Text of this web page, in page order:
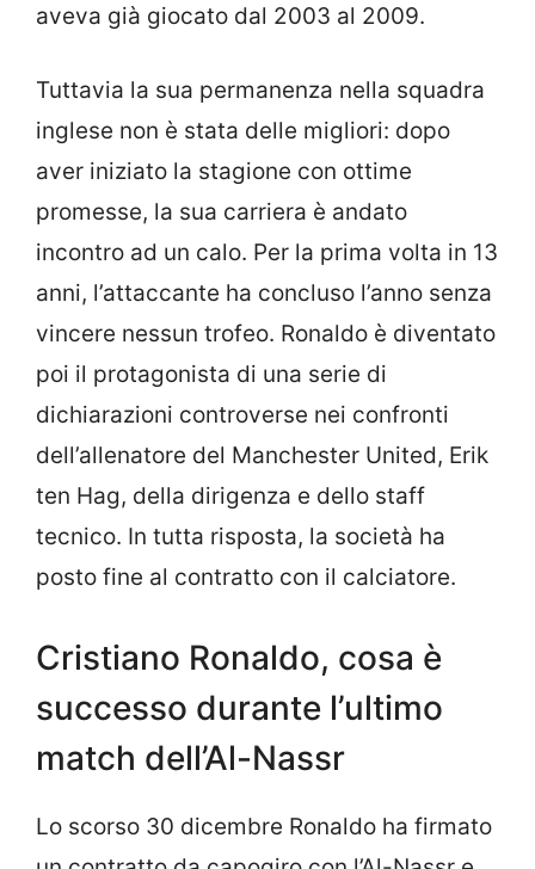
aveva già giocato dal 2003 al 2009.
Tuttavia la sua permanenza nella squadra
inglese non è stata delle migliori: dopo
aver iniziato la stagione con ottime
promesse, la sua carriera è andato
incontro ad un calo. Per la prima volta in 13
anni, l’attaccante ha concluso l’anno senza
vincere nessun trofeo. Ronaldo è diventato
poi il protagonista di una serie di
dichiarazioni controverse nei confronti
dell’allenatore del Manchester United, Erik
ten Hag, della dirigenza e dello staff
tecnico. In tutta risposta, la società ha
posto fine al contratto con il calciatore.
Cristiano Ronaldo, cosa è
successo durante l’ultimo
match dell’Al-Nassr
Lo scorso 30 dicembre Ronaldo ha firmato